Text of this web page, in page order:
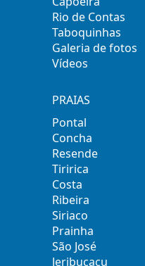
Rio de Contas
Taboquinhas
Galeria de fotos
Vídeos
PRAIAS
Pontal
Concha
Resende
Tiririca
Costa
Ribeira
Siriaco
Prainha
São José
Jeribucaçu